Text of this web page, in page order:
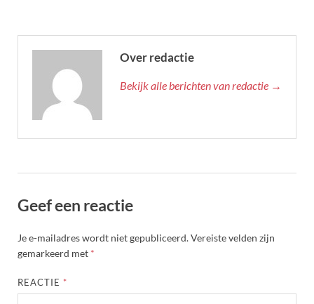
Over redactie
Bekijk alle berichten van redactie →
Geef een reactie
Je e-mailadres wordt niet gepubliceerd.Vereiste velden zijn
gemarkeerd met *
REACTIE *